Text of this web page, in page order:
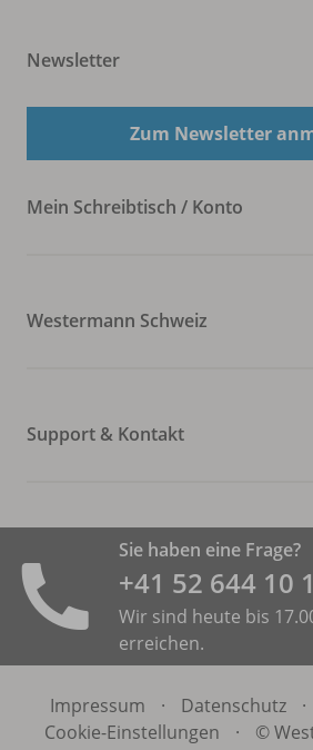
Newsletter
Zum Newsletter
Mein Schreibtisch / Konto
Westermann Schweiz
Support & Kontakt
Sie haben eine Frage?
+41 52 644 10
Wir sind heute bis
erreichen.
Impressum · Datenschutz ·
Cookie-Einstellungen
· ©